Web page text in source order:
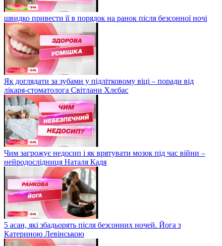
швидко привести її в порядок на ранок після безсонної ночі
Як доглядати за зубами у підлітковому віці – поради від
лікаря-стоматолога Світлани Хлєбас
Чим загрожує недосип і як врятувати мозок під час війни –
нейродослідниця Наталя Кадя
5 асан, які збадьорять після безсонних ночей. Йога з
Катериною Левінською